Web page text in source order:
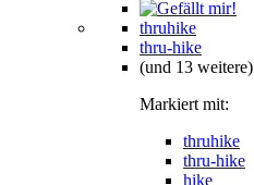
thruhike
thru-hike
(und 13 weitere)
Markiert mit:
thruhike
thru-hike
hike